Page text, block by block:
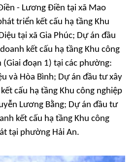
- Lương Điền tại xã Mao
triển kết cấu hạ tầng Khu
tại xã Gia Phúc; Dự án đầu
kết cấu hạ tầng Khu công
(Giai đoạn 1) tại các phường:
và Hòa Bình; Dự án đầu tư xây
cấu hạ tầng Khu công nghiệp
Lương Bằng; Dự án đầu tư
kết cấu hạ tầng Khu công
tại phường Hải An.